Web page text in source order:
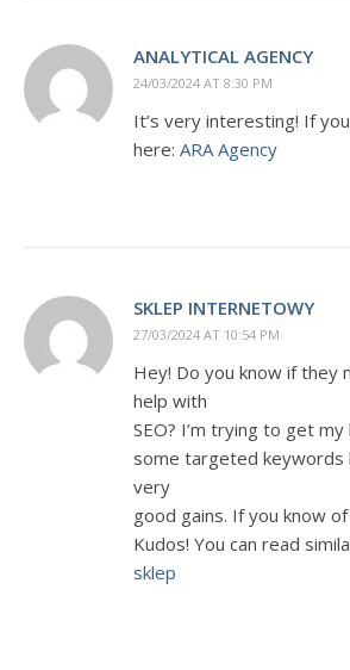
ANALYTICAL AGENCY
24/03/2024 AT 8:30 PM
It’s very interesting! If
here: ARA Agency
SKLEP INTERNETOWY
27/03/2024 AT 10:54 PM
Hey! Do you know if they
help with
SEO? I’m trying to get
some targeted keywords
very
good gains. If you know
Kudos! You can read
sklep